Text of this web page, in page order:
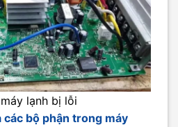
lạnh bị lỗi
bộ phận trong máy